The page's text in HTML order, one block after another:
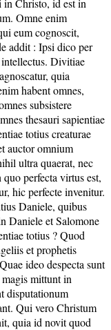
Christo, id est in
Omne enim
eum cognoscit,
addit : Ipsi dico per
Divitiae
quia
habent omnes,
subsistere
thesauri sapientiae
totius creaturae
auctor omnium
ultra quaerat, nec
perfecta virtus est,
hic perfecte invenitur.
Daniele, quibus
Daniele et Salomone
totius ? Quod
et prophetis
ideo despecta sunt
mittunt in
disputationum
Qui vero Christum
quia id novit quod